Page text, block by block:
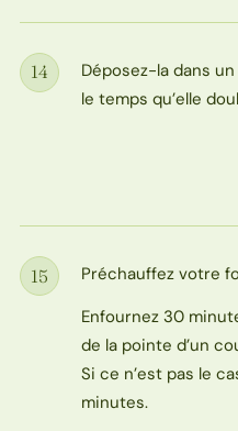
Étape
14
Déposez-la dans
le temps qu’elle
Étape
15
Préchauffez votre
Enfournez 30
de la pointe d’un
Si ce n’est pas le
minutes.